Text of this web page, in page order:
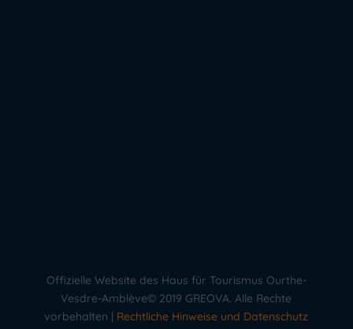
Offizielle Website des Haus für Tourismus Ourthe-
Vesdre-Amblève© 2019 GREOVA. Alle Rechte
vorbehalten | Rechtliche Hinweise und Datenschutz